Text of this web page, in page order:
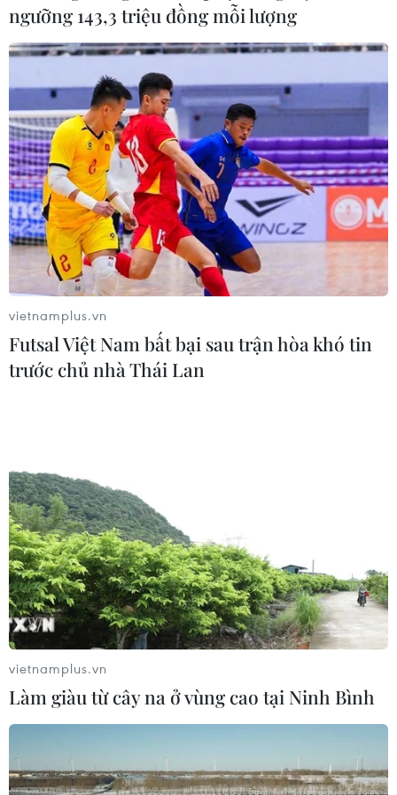
ngưỡng 143,3 triệu đồng mỗi lượng
vietnamplus.vn
Futsal Việt Nam bất bại sau trận hòa khó tin
trước chủ nhà Thái Lan
vietnamplus.vn
Làm giàu từ cây na ở vùng cao tại Ninh Bình